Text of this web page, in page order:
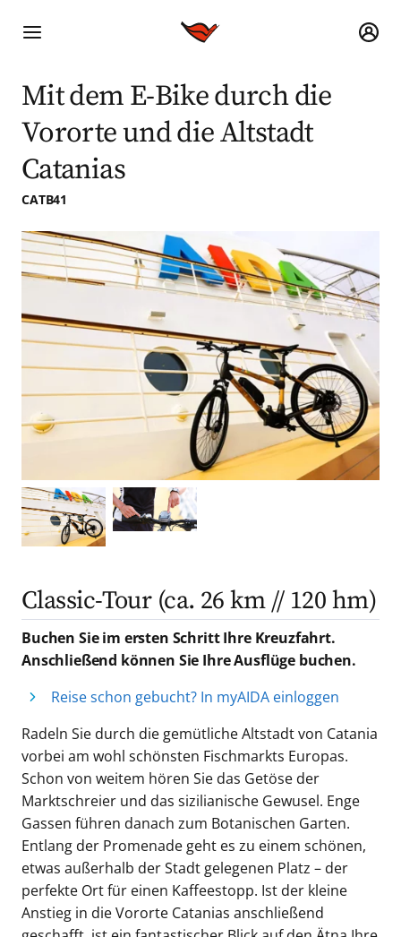
Mit dem E-Bike durch die
Vororte und die Altstadt
Catanias
CATB41
Classic-Tour (ca. 26 km // 120 hm)
Buchen Sie im ersten Schritt Ihre Kreuzfahrt.
Anschließend können Sie Ihre Ausflüge buchen.
Reise schon gebucht? In myAIDA einloggen
Radeln Sie durch die gemütliche Altstadt von Catania
vorbei am wohl schönsten Fischmarkts Europas.
Schon von weitem hören Sie das Getöse der
Marktschreier und das sizilianische Gewusel. Enge
Gassen führen danach zum Botanischen Garten.
Entlang der Promenade geht es zu einem schönen,
etwas außerhalb der Stadt gelegenen Platz – der
perfekte Ort für einen Kaffeestopp. Ist der kleine
Anstieg in die Vororte Catanias anschließend